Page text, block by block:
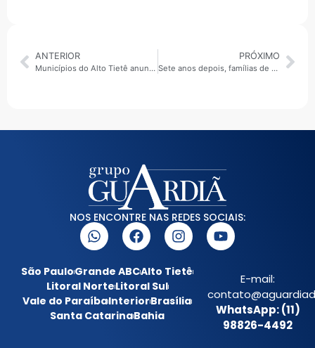
ANTERIOR
Municípios do Alto Tietê anunciam ações em educação, meio ambiente, impostos e qualificação profissional nesta quinta-feira
PRÓXIMO
Sete anos depois, famílias de Barequeçaba voltam a cobrar moradias durante oitiva na Câmara de São Sebastião
NOS ENCONTRE NAS REDES SOCIAIS:
São PauloGrande ABCAlto Tietê
Litoral NorteLitoral Sul
Vale do ParaíbaInteriorBrasília
Santa CatarinaBahia
E-mail:
WhatsApp: (11)
98826-4492